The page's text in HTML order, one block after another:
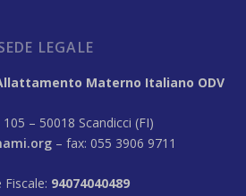
LEGALE
Materno Italiano ODV
– 50018 Scandicci (FI)
– fax: 055 3906 9711
Fiscale: 94074040489